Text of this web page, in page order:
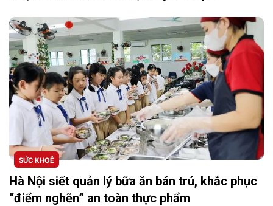
SỨC KHOẺ
Hà Nội siết quản lý bữa ăn bán trú, khắc phục
“điểm nghẽn” an toàn thực phẩm